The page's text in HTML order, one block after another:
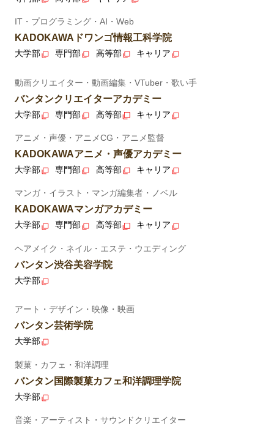
IT・プログラミング・AI・Web
KADOKAWAドワンゴ情報工科学院
大学部 専門部 高等部 キャリア
動画クリエイター・動画編集・VTuber・歌い手
バンタンクリエイターアカデミー
大学部 専門部 高等部 キャリア
アニメ・声優・アニメCG・アニメ監督
KADOKAWAアニメ・声優アカデミー
大学部 専門部 高等部 キャリア
マンガ・イラスト・マンガ編集者・ノベル
KADOKAWAマンガアカデミー
大学部 専門部 高等部 キャリア
ヘアメイク・ネイル・エステ・ウエディング
バンタン渋谷美容学院
大学部
アート・デザイン・映像・映画
バンタン芸術学院
大学部
製菓・カフェ・和洋調理
バンタン国際製菓カフェ和洋調理学院
大学部
音楽・アーティスト・サウンドクリエイター